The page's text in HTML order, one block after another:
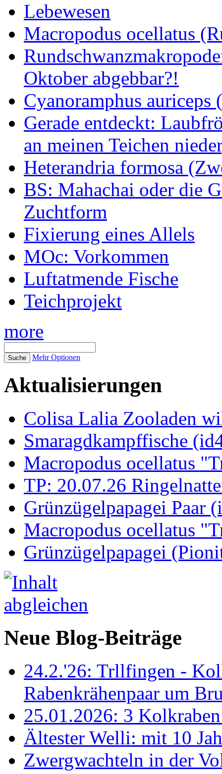
Lebewesen
Macropodus ocellatus
Oktober abgebbar?!
Cyanoramphus
Gerade entdeckt:
an meinen Teichen
Heterandria formosa
BS: Mahachai oder die
Zuchtform
Fixierung eines Allels
MOc: Vorkommen
Luftatmende Fische
Teichprojekt
more
Mehr Optionen
Aktualisierungen
Colisa Lalia Zooladen
Smaragdkampffische
Macropodus ocellatus
TP: 20.07.26
Grünzügelpapagei Paar
Macropodus ocellatus
Grünzügelpapagei
Neue Blog-Beiträge
24.2.'26: Trllfingen -
Rabenkrähenpaar um
25.01.2026: 3
Ältester Welli: mit 10
Zwergwachteln in der